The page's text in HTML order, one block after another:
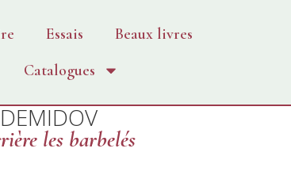
Essais
Beaux livres
Catalogues
les barbelés